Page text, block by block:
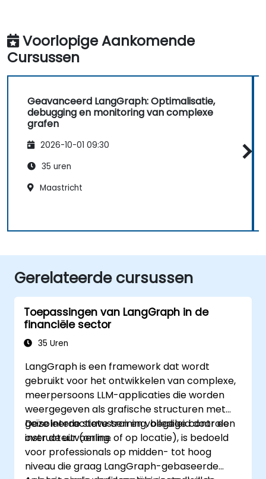
Voorlopige Aankomende
Cursussen
Geavanceerd LangGraph: Optimalisatie,
debugging en monitoring van complexe
grafen
2026-10-01 09:30
35 uren
Maastricht
Gerelateerde cursussen
Toepassingen van LangGraph in de
financiële sector
35 Uren
LangGraph is een framework dat wordt
gebruikt voor het ontwikkelen van complexe,
meerpersoons LLM-applicaties die worden
weergegeven als grafische structuren met
geïsoleerde statussen en volledige controle
over de uitvoering.
Deze interactieve training, begeleid door een
instructeur (online of op locatie), is bedoeld
voor professionals op midden- tot hoog
niveau die graag LangGraph-gebaseerde